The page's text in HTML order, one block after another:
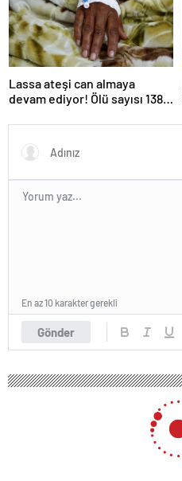
Lassa ateşi can almaya
devam ediyor! Ölü sayısı 138’e
Gönder
En az 10 karakter gerekli